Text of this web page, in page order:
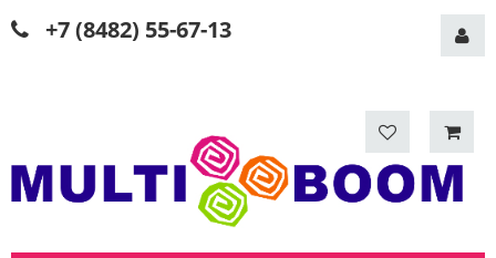
+7 (8482) 55-67-13